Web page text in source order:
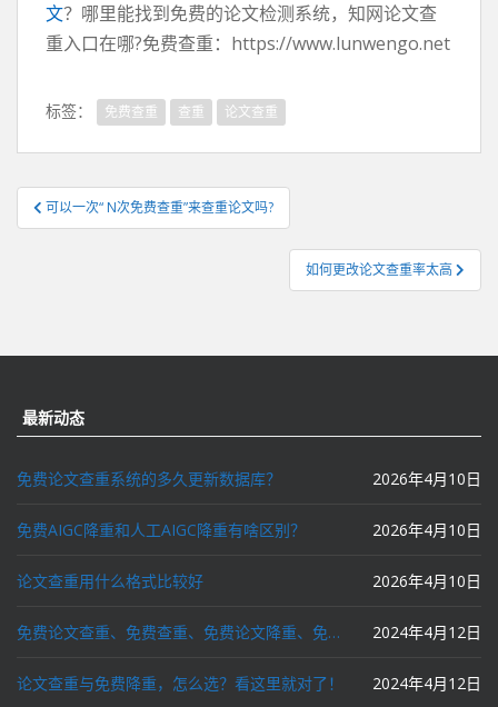
文？哪里能找到免费的论文检测系统，知网论文查
重入口在哪?免费查重：https://www.lunwengo.net
标签： 免费查重 查重 论文查重
文
章
可以一次“ N次免费查重”来查重论文吗?
如何更改论文查重率太高
最新动态
免费论文查重系统的多久更新数据库？ 2026年4月10日
免费AIGC降重和人工AIGC降重有啥区别？ 2026年4月10日
论文查重用什么格式比较好 2026年4月10日
免费论文查重、免费查重、免费论文降重、免费降重、智能降重、一键降重、降低AIGC写作率、AI写论文，这些名词你了解吗？ 2024年4月12日
论文查重与免费降重，怎么选？看这里就对了！ 2024年4月12日